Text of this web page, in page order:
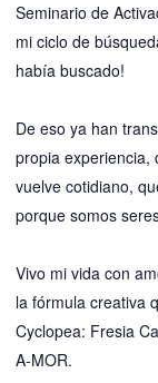
Seminario de
mi ciclo de
había buscado!
De eso ya han
propia experiencia,
vuelve cotidiano,
porque somos
Vivo mi vida con
la fórmula creativa
Cyclopea: Fresia
A-MOR.